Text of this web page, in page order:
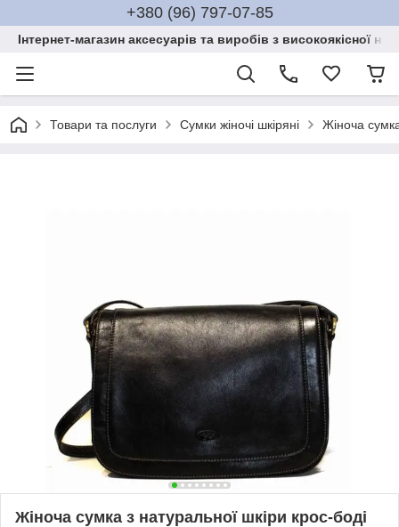
+380 (96) 797-07-85
Інтернет-магазин аксесуарів та виробів з високоякісної
Товари та послуги Сумки жіночі шкіряні Жіноча
Жіноча сумка з натуральної шкіри крос-боді